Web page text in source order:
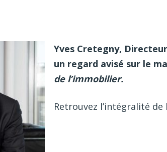
Yves Cretegny,
un regard avisé sur le
de l’immobilier.
Retrouvez l’intégralité de